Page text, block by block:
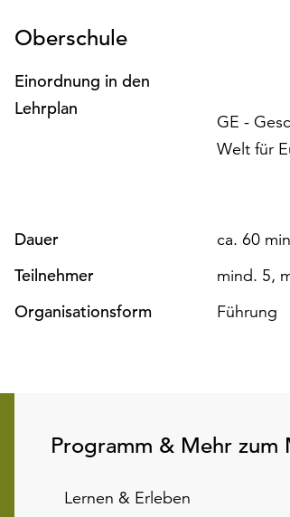
Oberschule
Einordnung in den
Lehrplan
GE -
Welt für
Dauer
ca. 60 min
Teilnehmer
mind. 5,
Organisationsform
Führung
Programm & Mehr zum
Lernen & Erleben